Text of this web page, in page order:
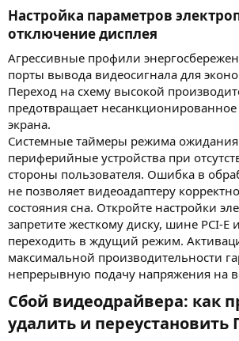
Настройка параметров
отключение дисплея​
Агрессивные профили
порты вывода видеосигнала для
Переход на схему высокой
предотвращает
экрана.
Системные таймеры режима
периферийные устройства при
стороны пользователя. Ошибка в
не позволяет видеоадаптеру
состояния сна. Откройте настройки
запретите жесткому диску, шине PCI-E
переходить в ждущий режим.
максимальной производительности
непрерывную подачу напряжения на
Сбой видеодрайвера: как
удалить и переустановить